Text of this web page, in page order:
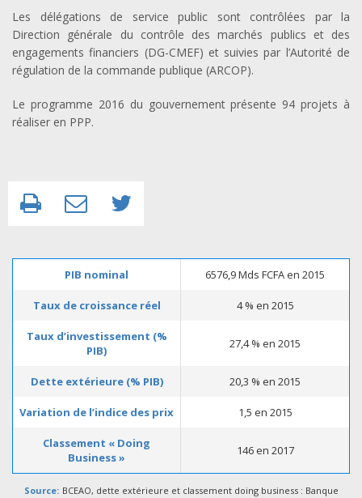
Les délégations de service public sont contrôlées par la
Direction générale du contrôle des marchés publics et des
engagements financiers (DG-CMEF) et suivies par l’Autorité de
régulation de la commande publique (ARCOP).
Le programme 2016 du gouvernement présente 94 projets à
réaliser en PPP.
PIB nominal 6576,9 Mds FCFA en 2015
Taux de croissance réel 4 % en 2015
Taux d’investissement (%
PIB)
27,4 % en 2015
Dette extérieure (% PIB) 20,3 % en 2015
Variation de l’indice des prix 1,5 en 2015
Classement « Doing
Business »
146 en 2017
Source: BCEAO, dette extérieure et classement doing business : Banque